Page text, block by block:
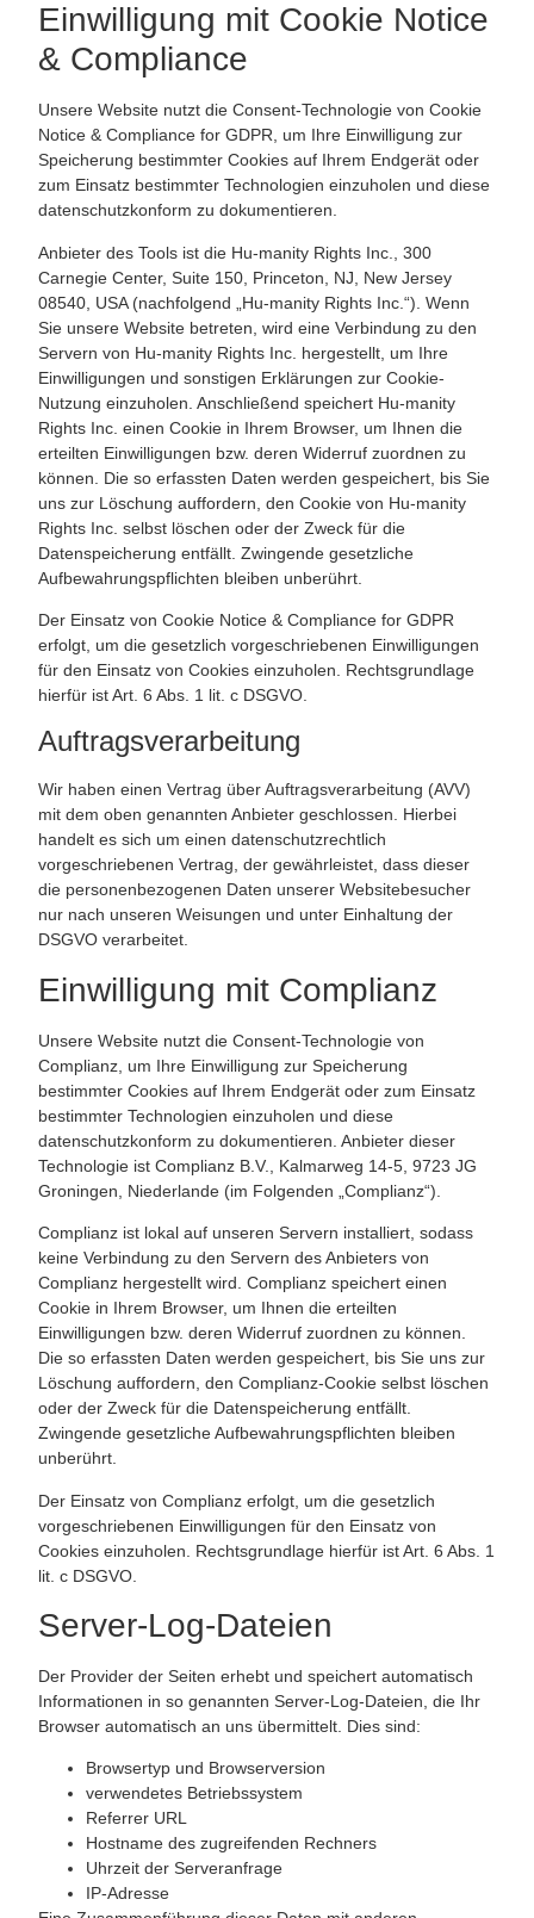
Einwilligung mit Cookie Notice
& Compliance
Unsere Website nutzt die Consent-Technologie von Cookie
Notice & Compliance for GDPR, um Ihre Einwilligung zur
Speicherung bestimmter Cookies auf Ihrem Endgerät oder
zum Einsatz bestimmter Technologien einzuholen und diese
datenschutzkonform zu dokumentieren.
Anbieter des Tools ist die Hu-manity Rights Inc., 300
Carnegie Center, Suite 150, Princeton, NJ, New Jersey
08540, USA (nachfolgend „Hu-manity Rights Inc.“). Wenn
Sie unsere Website betreten, wird eine Verbindung zu den
Servern von Hu-manity Rights Inc. hergestellt, um Ihre
Einwilligungen und sonstigen Erklärungen zur Cookie-
Nutzung einzuholen. Anschließend speichert Hu-manity
Rights Inc. einen Cookie in Ihrem Browser, um Ihnen die
erteilten Einwilligungen bzw. deren Widerruf zuordnen zu
können. Die so erfassten Daten werden gespeichert, bis Sie
uns zur Löschung auffordern, den Cookie von Hu-manity
Rights Inc. selbst löschen oder der Zweck für die
Datenspeicherung entfällt. Zwingende gesetzliche
Aufbewahrungspflichten bleiben unberührt.
Der Einsatz von Cookie Notice & Compliance for GDPR
erfolgt, um die gesetzlich vorgeschriebenen Einwilligungen
für den Einsatz von Cookies einzuholen. Rechtsgrundlage
hierfür ist Art. 6 Abs. 1 lit. c DSGVO.
Auftragsverarbeitung
Wir haben einen Vertrag über Auftragsverarbeitung (AVV)
mit dem oben genannten Anbieter geschlossen. Hierbei
handelt es sich um einen datenschutzrechtlich
vorgeschriebenen Vertrag, der gewährleistet, dass dieser
die personenbezogenen Daten unserer Websitebesucher
nur nach unseren Weisungen und unter Einhaltung der
DSGVO verarbeitet.
Einwilligung mit Complianz
Unsere Website nutzt die Consent-Technologie von
Complianz, um Ihre Einwilligung zur Speicherung
bestimmter Cookies auf Ihrem Endgerät oder zum Einsatz
bestimmter Technologien einzuholen und diese
datenschutzkonform zu dokumentieren. Anbieter dieser
Technologie ist Complianz B.V., Kalmarweg 14-5, 9723 JG
Groningen, Niederlande (im Folgenden „Complianz“).
Complianz ist lokal auf unseren Servern installiert, sodass
keine Verbindung zu den Servern des Anbieters von
Complianz hergestellt wird. Complianz speichert einen
Cookie in Ihrem Browser, um Ihnen die erteilten
Einwilligungen bzw. deren Widerruf zuordnen zu können.
Die so erfassten Daten werden gespeichert, bis Sie uns zur
Löschung auffordern, den Complianz-Cookie selbst löschen
oder der Zweck für die Datenspeicherung entfällt.
Zwingende gesetzliche Aufbewahrungspflichten bleiben
unberührt.
Der Einsatz von Complianz erfolgt, um die gesetzlich
vorgeschriebenen Einwilligungen für den Einsatz von
Cookies einzuholen. Rechtsgrundlage hierfür ist Art. 6 Abs. 1
lit. c DSGVO.
Server-Log-Dateien
Der Provider der Seiten erhebt und speichert automatisch
Informationen in so genannten Server-Log-Dateien, die Ihr
Browser automatisch an uns übermittelt. Dies sind:
Browsertyp und Browserversion
verwendetes Betriebssystem
Referrer URL
Hostname des zugreifenden Rechners
Uhrzeit der Serveranfrage
IP-Adresse